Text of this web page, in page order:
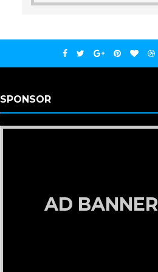
SPONSOR
AD BANNER